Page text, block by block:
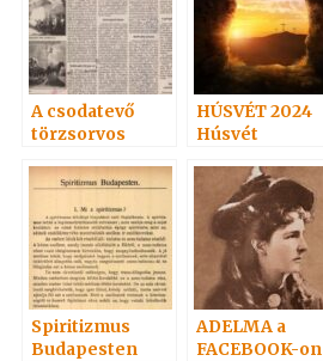
A csodatevő
törzsorvos
HÚSVÉT 2024
Húsvét
Spiritizmus
Budapesten
ADELMA a
FACEBOOK-on